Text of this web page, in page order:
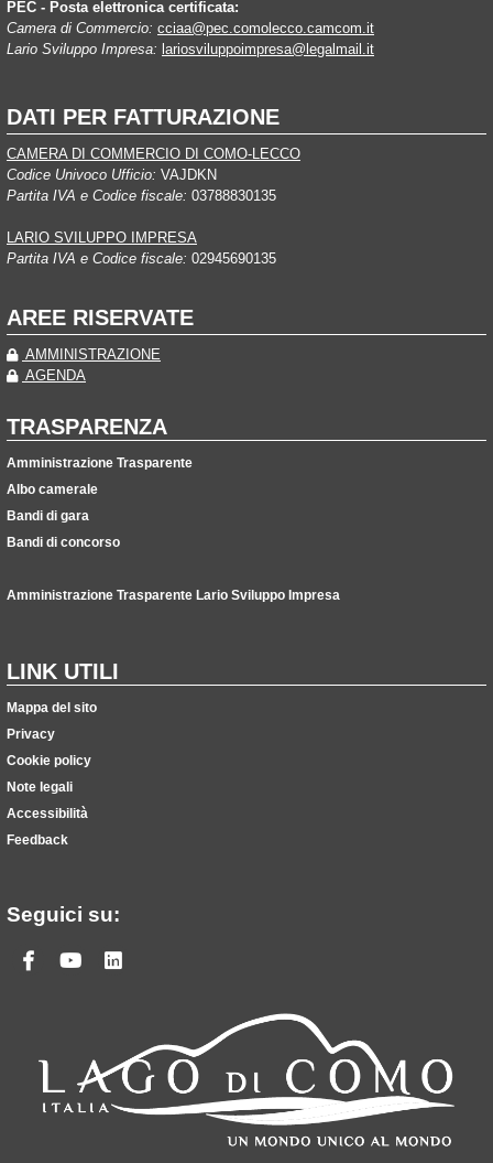
PEC - Posta elettronica certificata:
Camera di Commercio: cciaa@pec.comolecco.camcom.it
Lario Sviluppo Impresa: lariosviluppoimpresa@legalmail.it
DATI PER FATTURAZIONE
CAMERA DI COMMERCIO DI COMO-LECCO
Codice Univoco Ufficio: VAJDKN
Partita IVA e Codice fiscale: 03788830135
LARIO SVILUPPO IMPRESA
Partita IVA e Codice fiscale: 02945690135
AREE RISERVATE
AMMINISTRAZIONE
AGENDA
TRASPARENZA
Amministrazione Trasparente
Albo camerale
Bandi di gara
Bandi di concorso
Amministrazione Trasparente Lario Sviluppo Impresa
LINK UTILI
Mappa del sito
Privacy
Cookie policy
Note legali
Accessibilità
Feedback
Seguici su:
Facebook
Youtube